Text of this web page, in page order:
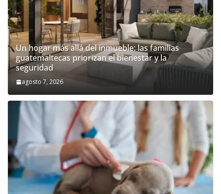
Un hogar más allá del inmueble: las familias
guatemaltecas priorizan el bienestar y la
seguridad
agosto 7, 2026